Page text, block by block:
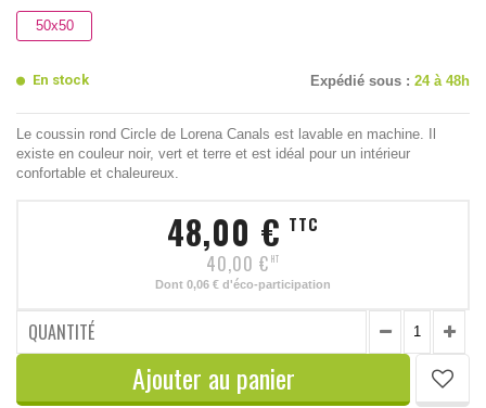
50x50
En stock Expédié sous : 24 à 48h
Le coussin rond Circle de Lorena Canals est lavable en machine. Il
existe en couleur noir, vert et terre et est idéal pour un intérieur
confortable et chaleureux.
48,00 € TTC
40,00 € HT
Dont 0,06 € d'éco-participation
QUANTITÉ
Ajouter au panier